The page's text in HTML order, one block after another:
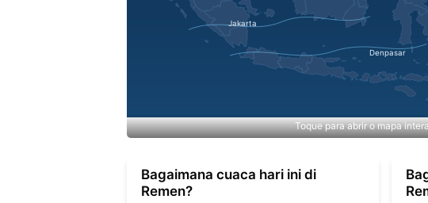
Toque para abrir o mapa
Bagaimana cuaca hari ini di
Remen?